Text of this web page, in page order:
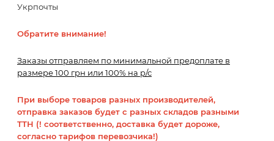
Укрпочты
Обратите внимание!
Заказы отправляем по минимальной предоплате в
размере 100 грн или 100% на р/с
При выборе товаров разных производителей,
отправка заказов будет с разных складов разными
ТТН (! соответственно, доставка будет дороже,
согласно тарифов перевозчика!)